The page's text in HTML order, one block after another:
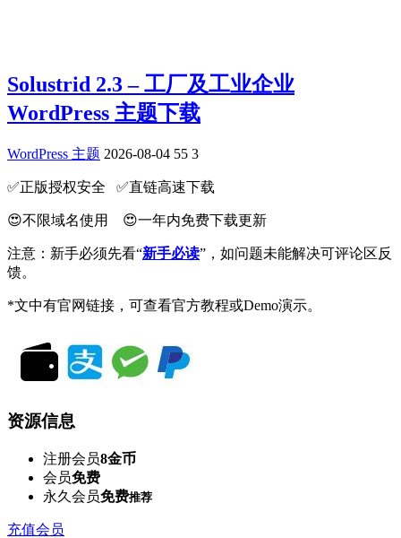
Solustrid 2.3 – 工厂及工业企业
WordPress 主题下载
WordPress 主题 2026-08-04 55 3
✅️正版授权安全 ✅️直链高速下载
😍不限域名使用 😍一年内免费下载更新
注意：新手必须先看“新手必读”，如问题未能解决可评论区反
馈。
*文中有官网链接，可查看官方教程或Demo演示。
资源信息
注册会员8金币
会员免费
永久会员免费推荐
充值会员